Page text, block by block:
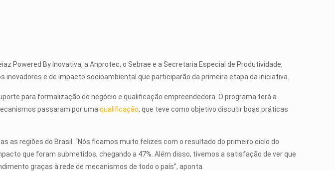
Powered By Inovativa, a Anprotec, o Sebrae e a Secretaria Especial de Produtividade,
e de impacto socioambiental que participarão da primeira etapa da iniciativa.
para formalização do negócio e qualificação empreendedora. O programa terá a
passaram por umaqualificação, que teve como objetivo discutir boas práticas
as regiões do Brasil. “Nós ficamos muito felizes com o resultado do primeiro ciclo do
que foram submetidos, chegando a 47%. Além disso, tivemos a satisfação de ver que
graças à rede de mecanismos de todo o país”, aponta.